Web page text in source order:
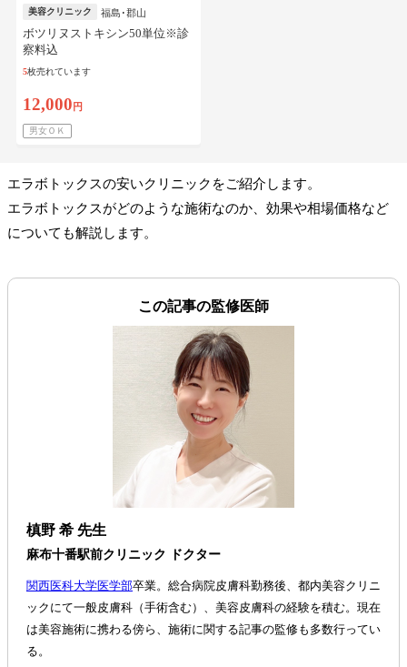
美容クリニック 福島･郡山
ボツリヌストキシン50単位※診
察料込
5枚売れています
12,000 円
男女ＯＫ
エラボトックスの安いクリニックをご紹介します。
エラボトックスがどのような施術なのか、効果や相場価格など
についても解説します。
この記事の監修医師
槙野 希 先生
麻布十番駅前クリニック ドクター
関西医科大学医学部卒業。総合病院皮膚科勤務後、都内美容クリニ
ックにて一般皮膚科（手術含む）、美容皮膚科の経験を積む。現在
は美容施術に携わる傍ら、施術に関する記事の監修も多数行ってい
る。